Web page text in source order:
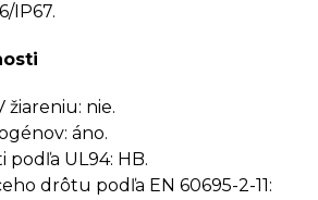
IP67.
nie.
áno.
podľa UL94: HB.
drôtu podľa EN 60695-2-11: